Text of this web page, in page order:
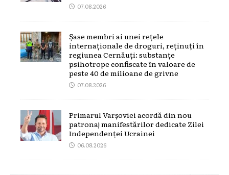
07.08.2026
Șase membri ai unei rețele
internaționale de droguri, reținuți în
regiunea Cernăuți: substanțe
psihotrope confiscate în valoare de
peste 40 de milioane de grivne
07.08.2026
Primarul Varșoviei acordă din nou
patronaj manifestărilor dedicate Zilei
Independenței Ucrainei
06.08.2026